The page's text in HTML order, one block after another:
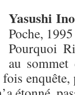
Yasushi
Poche, 1995
Pourquoi
au